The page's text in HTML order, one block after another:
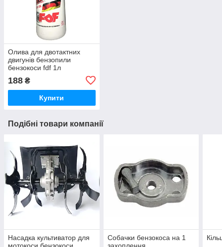
Олива для двотактних
двигунів бензопили
бензокоси fdf 1л
188 ₴
Купити
Подібні товари компанії
Насадка культиватор для
Собачки бензокоса на 1